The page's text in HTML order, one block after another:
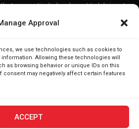
Approval
we use technologies such as cookies to
Allowing these technologies will
as browsing behavior or unique IDs on this
consent may negatively affect certain features
ACCEPT
are particularly relevant to lubricant
FOLLOW US